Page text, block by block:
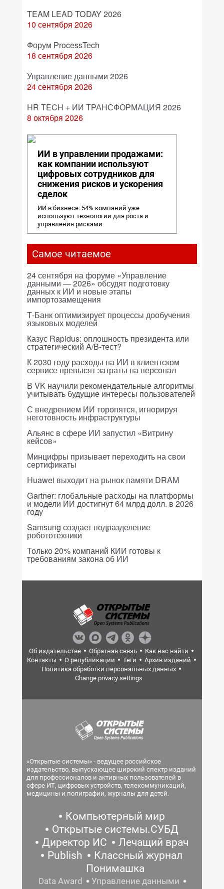
TEAM LEAD TODAY 2026
10 сентября 2026
Форум ProcessTech
18 сентября 2026
Управление данными 2026
24 сентября 2026
HR TECH + ИИ ТРАНСФОРМАЦИЯ 2026
8 октября 2026
ИИ в управлении продажами:
как компании используют
цифровых сотрудников для
снижения рисков и ускорения
сделок
ИИ в бизнесе: 54% компаний уже
используют технологии для роста и
управления рисками
Самое читаемое
24 сентября на форуме «Управление
данными — 2026» обсудят подготовку
данных к ИИ и новые этапы
импортозамещения
Т-Банк оптимизирует процессы дообучения
языковых моделей
Казус Rapidus: оплошность президента или
стратегический A/B-тест?
К 2030 году расходы на ИИ в клиентском
сервисе превысят затраты на персонал
В VK научили рекомендательные алгоритмы
учитывать будущие интересы пользователей
С внедрением ИИ торопятся, игнорируя
неготовность инфраструктуры
Альянс в сфере ИИ запустил «Витрину
кейсов»
Минцифры призывает переходить на свои
сертификаты
Huawei выходит на рынок памяти DRAM
Gartner: глобальные расходы на платформы
и модели ИИ достигнут 64 млрд долл. в 2026
году
Samsung создает подразделение
робототехники
Только 20% компаний КИИ готовы к
требованиям закона об ИИ
Об издательстве Обратная связь
Как нас найти
Контакты
О републикации Теги
Архив изданий
Политика обработки персональных данных
Change privacy settings
«Открытые системы» - ведущее российское
издательство, выпускающее широкий спектр изданий
для профессионалов и активных пользователей в
сфере ИТ, цифровых устройств, телекоммуникаций,
медицины и полиграфии, журналы для детей.
Компьютерный мир
Открытые системы.СУБД
Директор ИС
Лечащий врач
Publish
Классный журнал
Понимашка
Data Award
Управление данными